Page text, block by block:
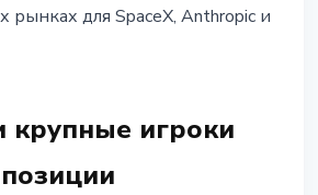
рынках для SpaceX, Anthropic и
крупные игроки